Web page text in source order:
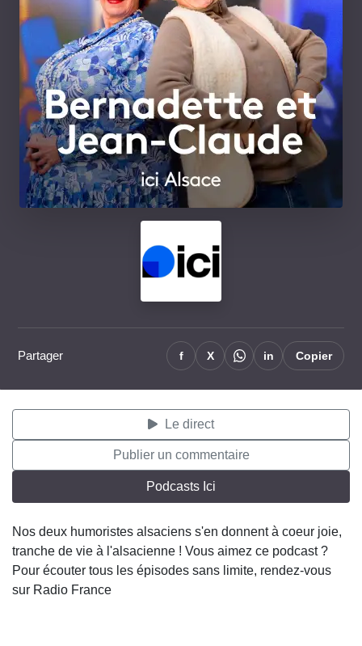
Partager f X in Copier
Le direct
Publier un commentaire
Podcasts Ici
Nos deux humoristes alsaciens s'en donnent à coeur joie,
tranche de vie à l'alsacienne ! Vous aimez ce podcast ?
Pour écouter tous les épisodes sans limite, rendez-vous
sur Radio France